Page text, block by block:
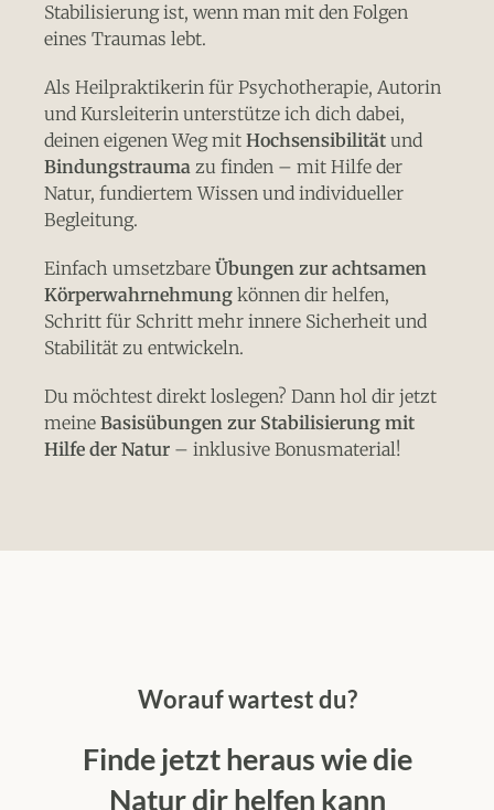
Stabilisierung ist, wenn man mit den Folgen
eines Traumas lebt.
Als Heilpraktikerin für Psychotherapie, Autorin
und Kursleiterin unterstütze ich dich dabei,
deinen eigenen Weg mit Hochsensibilität und
Bindungstrauma zu finden – mit Hilfe der
Natur, fundiertem Wissen und individueller
Begleitung.
Einfach umsetzbare Übungen zur achtsamen
Körperwahrnehmung können dir helfen,
Schritt für Schritt mehr innere Sicherheit und
Stabilität zu entwickeln.
Du möchtest direkt loslegen? Dann hol dir jetzt
meine Basisübungen zur Stabilisierung mit
Hilfe der Natur – inklusive Bonusmaterial!
Worauf wartest du?
Finde jetzt heraus wie die
Natur dir helfen kann